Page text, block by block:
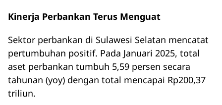
Kinerja Perbankan Terus Menguat
Sektor perbankan di Sulawesi Selatan mencatat
pertumbuhan positif. Pada Januari 2025, total
aset perbankan tumbuh 5,59 persen secara
tahunan (yoy) dengan total mencapai Rp200,37
triliun.